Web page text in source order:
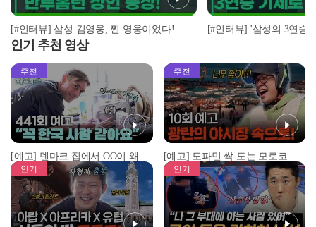
[#인터뷰] 삼성 김영웅, 찐 영웅이었다! 통산 두 번째 만루홈런 폭발 I #베이스볼투나잇 2025.03.25
인기 추천 영상
추천
[예고] 덴마크 집에서 OO이 왜 나와...? 이상할 정도로 한국을 사랑하는 우리 형을 제보합니다!
추천
[예고] 도파민 싹 도는 모로코 야시장 투어!
인기 인기